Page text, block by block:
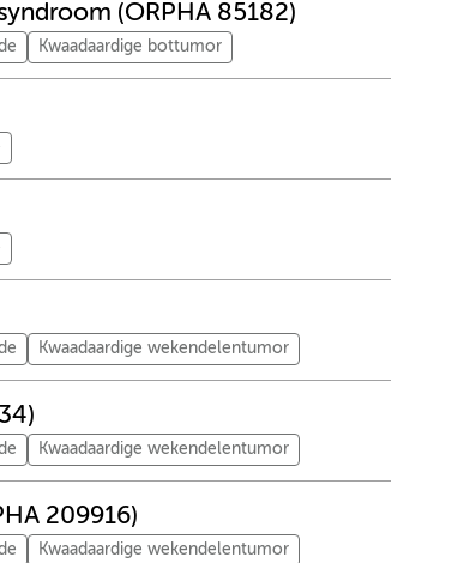
(ORPHA 85182)
Kwaadaardige bottumor
Kwaadaardige wekendelentumor
Kwaadaardige wekendelentumor
209916)
Kwaadaardige wekendelentumor